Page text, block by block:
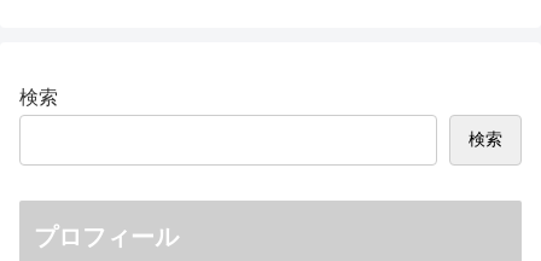
検索
検索
プロフィール